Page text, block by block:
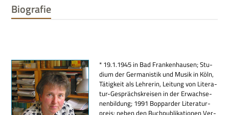
Biografie
* 19.1.1945 in Bad Fran­ken­hau­sen; Stu­
dium der Ger­ma­ni­stik und Musik in Köln,
Tätig­keit als Leh­re­rin, Lei­tung von Lite­ra­
tur-Gesprächs­krei­sen in der Erwach­se­
nen­bil­dung; 1991 Bop­par­der Lite­ra­tur­